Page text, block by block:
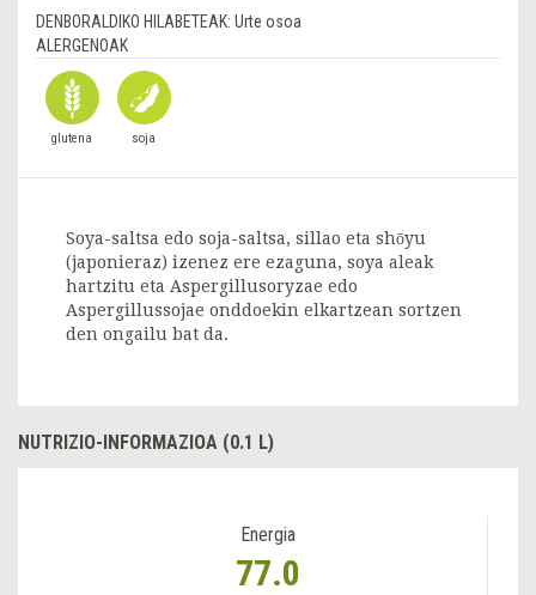
DENBORALDIKO HILABETEAK: Urte osoa
ALERGENOAK
glutena soja
Soya-saltsa edo soja-saltsa, sillao eta shōyu
(japonieraz) izenez ere ezaguna, soya aleak
hartzitu eta Aspergillusoryzae edo
Aspergillussojae onddoekin elkartzean sortzen
den ongailu bat da.
NUTRIZIO-INFORMAZIOA (0.1 L)
Energia
77.0